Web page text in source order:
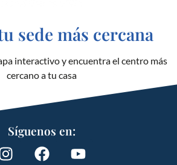
sede más cercana
interactivo y encuentra el centro más
cercano a tu casa
Síguenos en: